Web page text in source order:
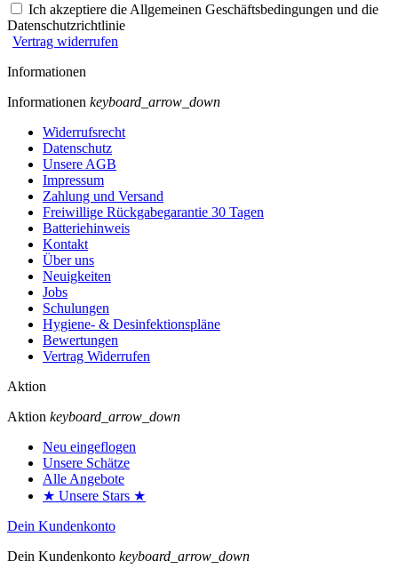
Ich akzeptiere die Allgemeinen Geschäftsbedingungen und die
Datenschutzrichtlinie
Vertrag widerrufen
Informationen
Informationen keyboard_arrow_down
Widerrufsrecht
Datenschutz
Unsere AGB
Impressum
Zahlung und Versand
Freiwillige Rückgabegarantie 30 Tagen
Batteriehinweis
Kontakt
Über uns
Neuigkeiten
Jobs
Schulungen
Hygiene- & Desinfektionspläne
Bewertungen
Vertrag Widerrufen
Aktion
Aktion keyboard_arrow_down
Neu eingeflogen
Unsere Schätze
Alle Angebote
★ Unsere Stars ★
Dein Kundenkonto
Dein Kundenkonto keyboard_arrow_down